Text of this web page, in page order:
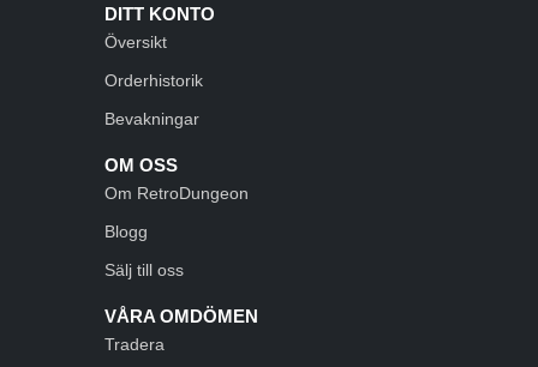
DITT KONTO
Översikt
Orderhistorik
Bevakningar
OM OSS
Om RetroDungeon
Blogg
Sälj till oss
VÅRA OMDÖMEN
Tradera